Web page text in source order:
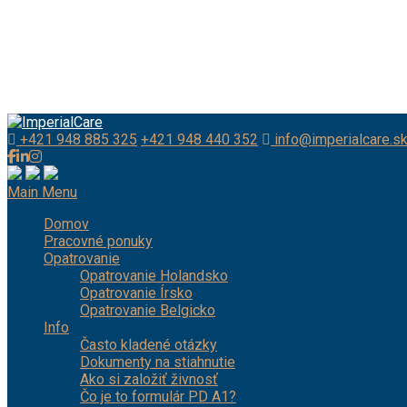
+421 948 885 325 +421 948 440 352 info@imperialcare.sk
Main Menu
Domov
Pracovné ponuky
Opatrovanie
Opatrovanie Holandsko
Opatrovanie Írsko
Opatrovanie Belgicko
Info
Často kladené otázky
Dokumenty na stiahnutie
Ako si založiť živnosť
Čo je to formulár PD A1?